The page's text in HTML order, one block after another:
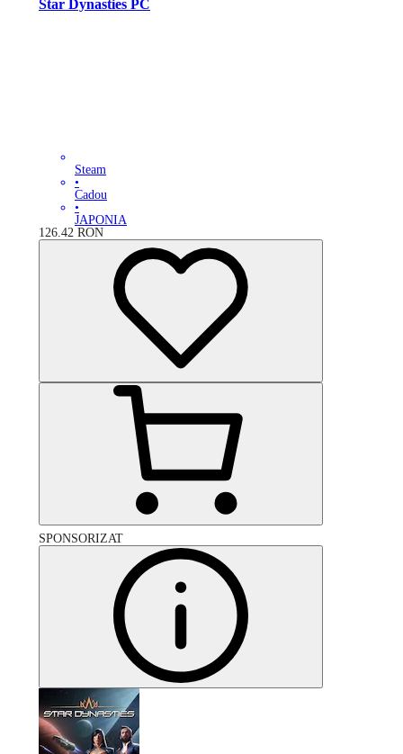
Star Dynasties PC
Steam
•
Cadou
•
JAPONIA
126.42 RON
SPONSORIZAT